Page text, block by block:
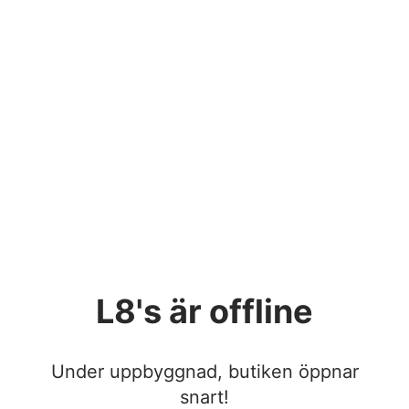
L8's är offline
Under uppbyggnad, butiken öppnar
snart!